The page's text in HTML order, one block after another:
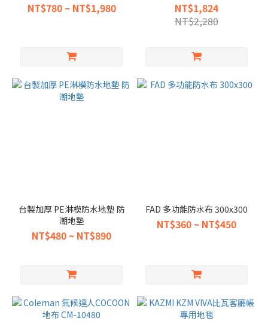
NT$780 ~ NT$1,980
NT$1,824
NT$2,280
台製加厚 PE淋模防水地墊 防
潮地墊
NT$480 ~ NT$890
FAD 多功能防水布 300x300
NT$360 ~ NT$450